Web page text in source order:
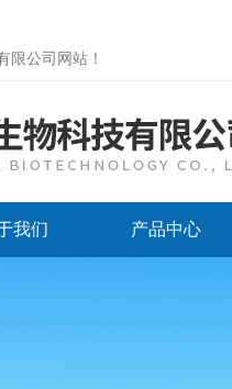
限公司网站 ！
我们 产品中心